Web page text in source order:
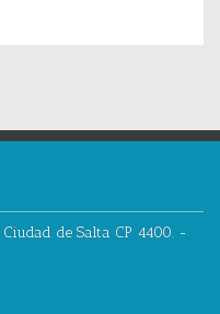
Ciudad de Salta CP 4400. -